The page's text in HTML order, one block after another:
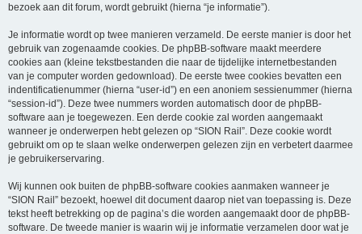
bezoek aan dit forum, wordt gebruikt (hierna “je informatie”).
Je informatie wordt op twee manieren verzameld. De eerste manier is door het
gebruik van zogenaamde cookies. De phpBB-software maakt meerdere
cookies aan (kleine tekstbestanden die naar de tijdelijke internetbestanden
van je computer worden gedownload). De eerste twee cookies bevatten een
indentificatienummer (hierna “user-id”) en een anoniem sessienummer (hierna
“session-id”). Deze twee nummers worden automatisch door de phpBB-
software aan je toegewezen. Een derde cookie zal worden aangemaakt
wanneer je onderwerpen hebt gelezen op “SION Rail”. Deze cookie wordt
gebruikt om op te slaan welke onderwerpen gelezen zijn en verbetert daarmee
je gebruikerservaring.
Wij kunnen ook buiten de phpBB-software cookies aanmaken wanneer je
“SION Rail” bezoekt, hoewel dit document daarop niet van toepassing is. Deze
tekst heeft betrekking op de pagina’s die worden aangemaakt door de phpBB-
software. De tweede manier is waarin wij je informatie verzamelen door wat je